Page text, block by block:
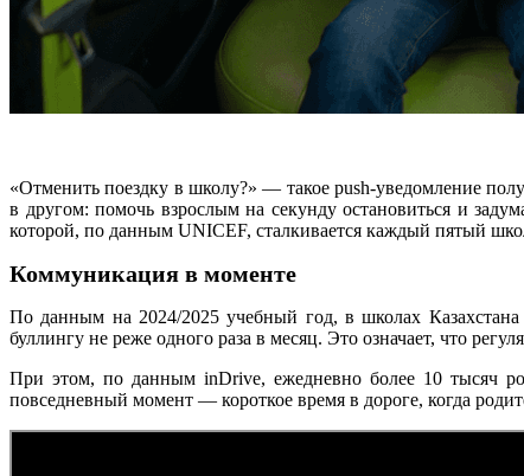
«Отменить поездку в школу?» — такое push-уведомление
в другом: помочь взрослым на секунду остановиться и
которой, по данным UNICEF, сталкивается каждый пятый
Коммуникация в моменте
По данным на 2024/2025 учебный год, в школах Казахстана
буллингу не реже одного раза в месяц. Это означает, что
При этом, по данным inDrive, ежедневно более 10 тысяч
повседневный момент — короткое время в дороге, когда